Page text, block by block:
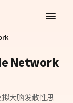
Network
大脑发散性思